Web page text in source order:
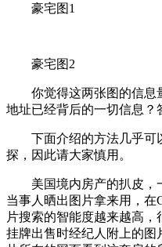
豪宅图1
豪宅图2
你觉得这两张图的信息
地址已经背后的一切信息？
下面介绍的方法几乎可
探，因此请大家慎用。
美国境内房产的扒皮，
当事人晒出图片拿来用，在
片搜索的智能度越来越高
挂牌出售时经纪人附上的图